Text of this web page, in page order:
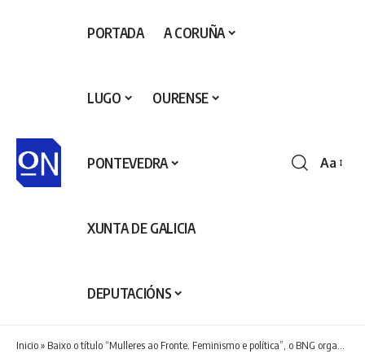
PORTADA A CORUÑA
LUGO OURENSE
PONTEVEDRA
XUNTA DE GALICIA
DEPUTACIÓNS
Aa
Inicio» Baixo o título “Mulleres ao Fronte. Feminismo e política”, o BNG organiza un coloquio co alcaldesa de Santiago de Compostela, Goretti Sanmartín